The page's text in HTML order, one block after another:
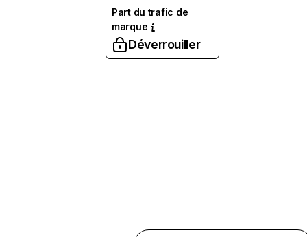
Part du trafic de
marque
Déverrouiller